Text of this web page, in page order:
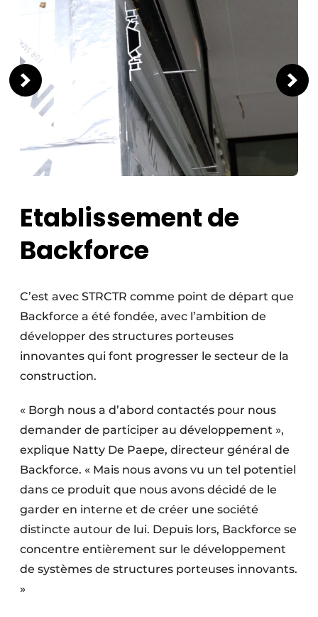
Etablissement de
Backforce
C’est avec STRCTR comme point de départ que
Backforce a été fondée, avec l’ambition de
développer des structures porteuses
innovantes qui font progresser le secteur de la
construction.
« Borgh nous a d’abord contactés pour nous
demander de participer au développement »,
explique Natty De Paepe, directeur général de
Backforce. « Mais nous avons vu un tel potentiel
dans ce produit que nous avons décidé de le
garder en interne et de créer une société
distincte autour de lui. Depuis lors, Backforce se
concentre entièrement sur le développement
de systèmes de structures porteuses innovants.
»